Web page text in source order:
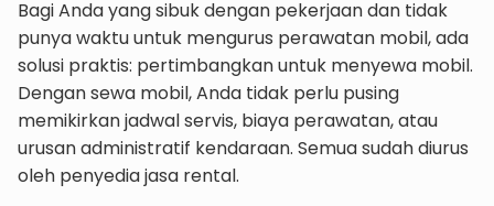
Bagi Anda yang sibuk dengan pekerjaan dan tidak
punya waktu untuk mengurus perawatan mobil, ada
solusi praktis: pertimbangkan untuk menyewa mobil.
Dengan sewa mobil, Anda tidak perlu pusing
memikirkan jadwal servis, biaya perawatan, atau
urusan administratif kendaraan. Semua sudah diurus
oleh penyedia jasa rental.